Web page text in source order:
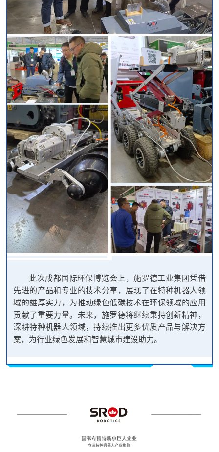
此次成都国际环保博览会上，施罗德工业集团凭借
先进的产品和专业的技术分享，展现了在特种机器人领
域的雄厚实力，为推动绿色低碳技术在环保领域的应用
贡献了重要力量。未来，施罗德将继续秉持创新精神，
深耕特种机器人领域，持续推出更多优质产品与解决方
案，为行业绿色发展和智慧城市建设助力。